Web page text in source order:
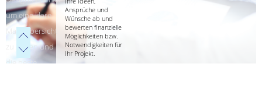
um eine klare
Marktübersicht
zu haben und
die beste
Ansprüche und
Wünsche ab und
bewerten finanzielle
Möglichkeiten bzw.
Notwendigkeiten für
Ihr Projekt.